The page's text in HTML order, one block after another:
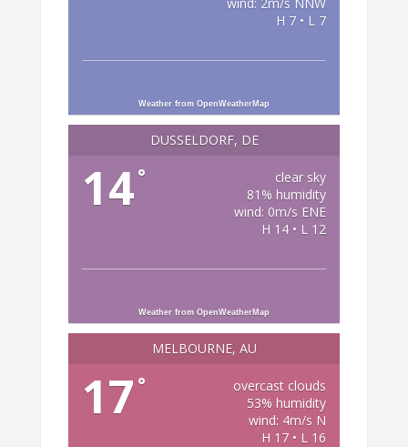
H 7 • L 7
Weather from OpenWeatherMap
DÜSSELDORF, DE
14°
clear sky
81% humidity
wind: 0m/s ENE
H 14 • L 12
Weather from OpenWeatherMap
MELBOURNE, AU
17 °
overcast clouds
53% humidity
wind: 4m/s N
H 17 • L 16